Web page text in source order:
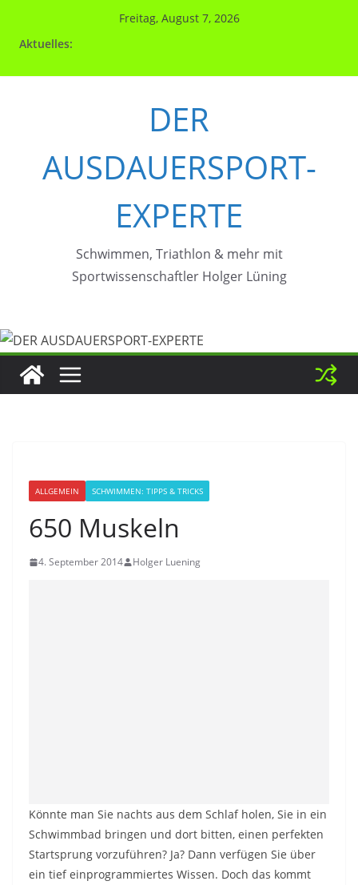
Freitag, August 7, 2026
Aktuelles:
DER
AUSDAUERSPORT-
EXPERTE
Schwimmen, Triathlon & mehr mit
Sportwissenschaftler Holger Lüning
ALLGEMEIN SCHWIMMEN: TIPPS & TRICKS
650 Muskeln
4. September 2014 Holger Luening
Könnte man Sie nachts aus dem Schlaf holen, Sie in ein
Schwimmbad bringen und dort bitten, einen perfekten
Startsprung vorzuführen? Ja? Dann verfügen Sie über
ein tief einprogrammiertes Wissen. Doch das kommt